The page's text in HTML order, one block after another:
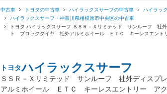
中古車 トヨタの中古車 ハイラックスサーフの中古車
ハイラッ
ハイラックスサーフ・神奈川県相模原市中央区の中古車
トヨタ ハイラックスサーフ ＳＳＲ－Ｘリミテッド サンルーフ
ト ブロックタイヤ 社外アルミホイール ＥＴＣ キーレスエント
トヨタハイラックスサーフ
ＳＳＲ－Ｘリミテッド サンルーフ 社外ディス
アルミホイール ＥＴＣ キーレスエントリー アク